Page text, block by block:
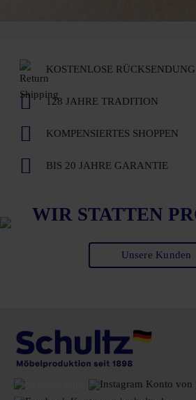
KOSTENLOSE RÜCKSENDUNG
128 JAHRE TRADITION
KOMPENSIERTES SHOPPEN
BIS 20 JAHRE GARANTIE
WIR STATTEN
Unsere Kunden